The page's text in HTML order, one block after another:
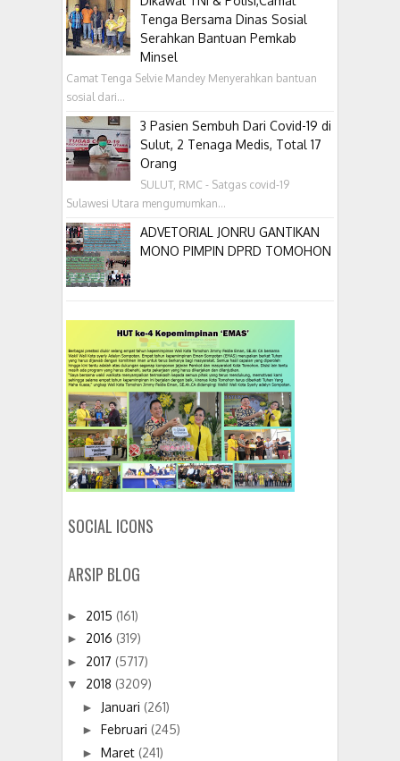
Tenga Bersama Dinas Sosial
Serahkan Bantuan Pemkab
Minsel
Camat Tenga Selvie Mandey Menyerahkan bantuan
sosial dari...
3 Pasien Sembuh Dari Covid-19 di
Sulut, 2 Tenaga Medis, Total 17
Orang
SULUT, RMC - Satgas covid-19
Sulawesi Utara mengumumkan...
ADVETORIAL JONRU GANTIKAN
MONO PIMPIN DPRD TOMOHON
SOCIAL ICONS
ARSIP BLOG
► 2015 (161)
► 2016 (319)
► 2017 (5717)
▼ 2018 (3209)
► Januari (261)
► Februari (245)
► Maret (241)